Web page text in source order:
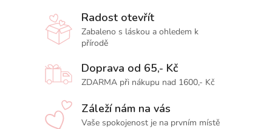
Radost otevřít
Zabaleno s láskou a ohledem k
přírodě
Doprava od 65,- Kč
ZDARMA při nákupu nad 1600,- Kč
Záleží nám na vás
Vaše spokojenost je na prvním místě